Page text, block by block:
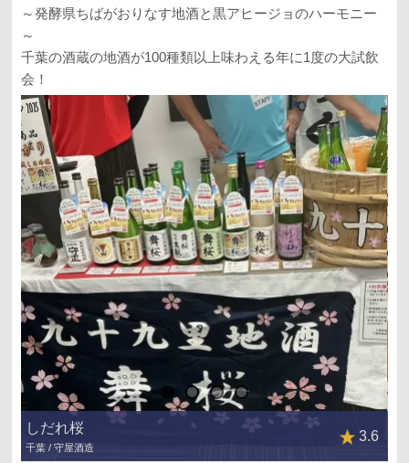
～発酵県ちばがおりなす地酒と黒アヒージョのハーモニー
～
千葉の酒蔵の地酒が100種類以上味わえる年に1度の大試飲
会！
しだれ桜
千葉 / 守屋酒造
3.6